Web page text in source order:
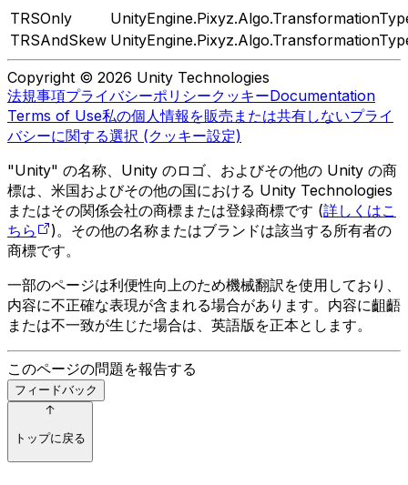
TRSOnly
TRSAndSkew
Copyright © 2026 Unity Technologies
法規事項プライバシーポリシークッキーDocumentation
Terms of Use私の個人情報を販売または共有しないプライ
バシーに関する選択 (クッキー設定)
"Unity" の名称、Unity のロゴ、およびその他の Unity の商
標は、米国およびその他の国における Unity Technologies
またはその関係会社の商標または登録商標です (詳しくはこ
ちら
)。その他の名称またはブランドは該当する所有者の
商標です。
一部のページは利便性向上のため機械翻訳を使用しており、
内容に不正確な表現が含まれる場合があります。内容に齟齬
または不一致が生じた場合は、英語版を正本とします。
このページの問題を報告する
フィードバック
トップに戻る